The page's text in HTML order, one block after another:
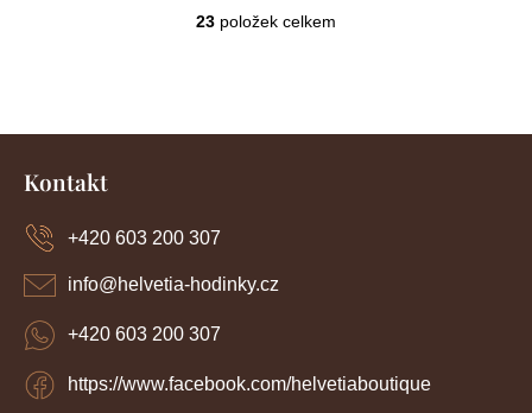
O
a
k
i
23 položek celkem
Kontakt
info@helvetia-hodinky.cz
+420 603 200 307
https://www.facebook.com/helvetiaboutique
+420 603 200 307